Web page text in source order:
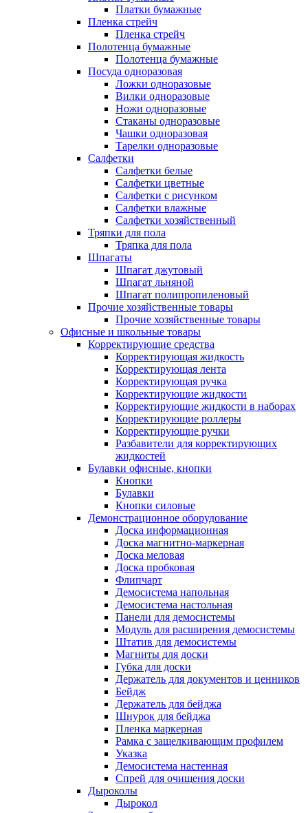
Платки бумажные
Пленка стрейч
Пленка стрейч
Полотенца бумажные
Полотенца бумажные
Посуда одноразовая
Ложки одноразовые
Вилки одноразовые
Ножи одноразовые
Стаканы одноразовые
Чашки одноразовая
Тарелки одноразовые
Салфетки
Салфетки белые
Салфетки цветные
Салфетки с рисунком
Салфетки влажные
Салфетки хозяйственный
Тряпки для пола
Тряпка для пола
Шпагаты
Шпагат джутовый
Шпагат льняной
Шпагат полипропиленовый
Прочие хозяйственные товары
Прочие хозяйственные товары
Офисные и школьные товары
Корректирующие средства
Корректирующая жидкость
Корректирующая лента
Корректирующая ручка
Корректирующие жидкости
Корректирующие жидкости в наборах
Корректирующие роллеры
Корректирующие ручки
Разбавители для корректирующих
жидкостей
Булавки офисные, кнопки
Кнопки
Булавки
Кнопки силовые
Демонстрационное оборудование
Доска информационная
Доска магнитно-маркерная
Доска меловая
Доска пробковая
Флипчарт
Демосистема напольная
Демосистема настольная
Панели для демосистемы
Модуль для расширения демосистемы
Штатив для демосистемы
Магниты для доски
Губка для доски
Держатель для документов и ценников
Бейдж
Держатель для бейджа
Шнурок для бейджа
Пленка маркерная
Рамка с защелкивающим профилем
Указка
Демосистема настенная
Спрей для очищения доски
Дыроколы
Дырокол